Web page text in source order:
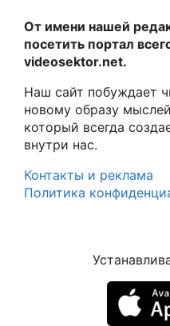
От имени нашей
посетить портал
videosektor.net.
Наш сайт побуждает
новому образу
который всегда
внутри нас.
Контакты и реклама
Политика